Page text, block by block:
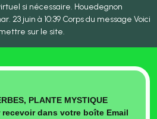
si nécessaire. Houedegnon
23 juin à 10:39 Corps du message Voici
sur le site.
PLANTE MYSTIQUE
dans votre boîte Email